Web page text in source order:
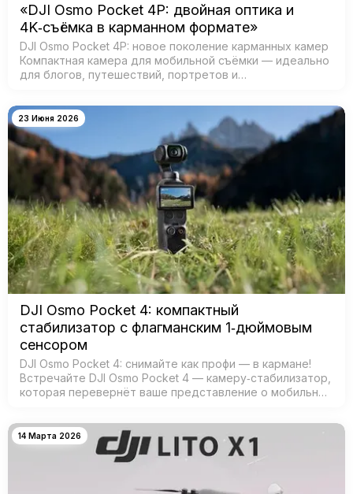
«DJI Osmo Pocket 4P: двойная оптика и
4K‑съёмка в карманном формате»
DJI Osmo Pocket 4P: новое поколение карманных камер
Компактная камера для мобильной съёмки — идеально
для блогов, путешествий, портретов и
двойная система камер: ш…
23 Июня 2026
DJI Osmo Pocket 4: компактный
стабилизатор с флагманским 1‑дюймовым
сенсором
DJI Osmo Pocket 4: снимайте как профи — в кармане!
Встречайте DJI Osmo Pocket 4 — камеру‑стабилизатор,
которая перевернёт ваше представление о мобильной
теперь проф…
14 Марта 2026